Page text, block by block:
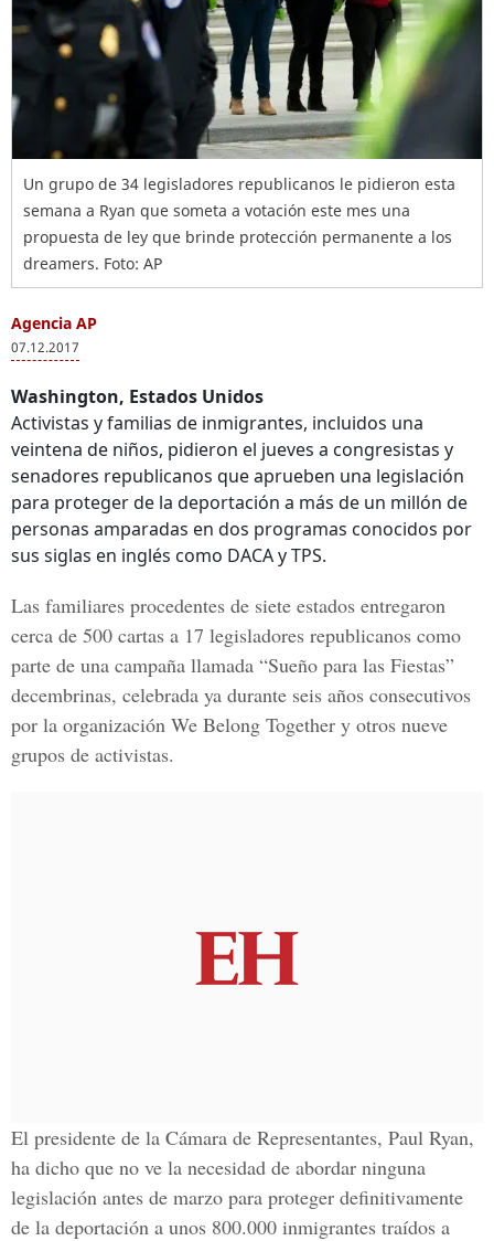
Un grupo de 34 legisladores republicanos le pidieron esta
semana a Ryan que someta a votación este mes una
propuesta de ley que brinde protección permanente a los
dreamers. Foto: AP
Agencia AP
07.12.2017
Washington, Estados Unidos
Activistas y familias de inmigrantes, incluidos una
veintena de niños, pidieron el jueves a congresistas y
senadores republicanos que aprueben una legislación
para proteger de la deportación a más de un millón de
personas amparadas en dos programas conocidos por
sus siglas en inglés como DACA y TPS.
Las familiares procedentes de siete estados entregaron
cerca de 500 cartas a 17 legisladores republicanos como
parte de una campaña llamada “Sueño para las Fiestas”
decembrinas, celebrada ya durante seis años consecutivos
por la organización We Belong Together y otros nueve
grupos de activistas.
El presidente de la Cámara de Representantes, Paul Ryan,
ha dicho que no ve la necesidad de abordar ninguna
legislación antes de marzo para proteger definitivamente
de la deportación a unos 800.000 inmigrantes traídos a